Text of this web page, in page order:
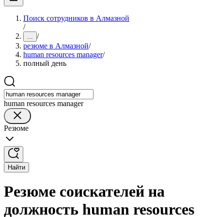
Поиск сотрудников в Алмазной
/
... /
резюме в Алмазной/
human resources manager/
полный день
human resources manager
Резюме
Найти
Резюме соискателей на
должность human resources